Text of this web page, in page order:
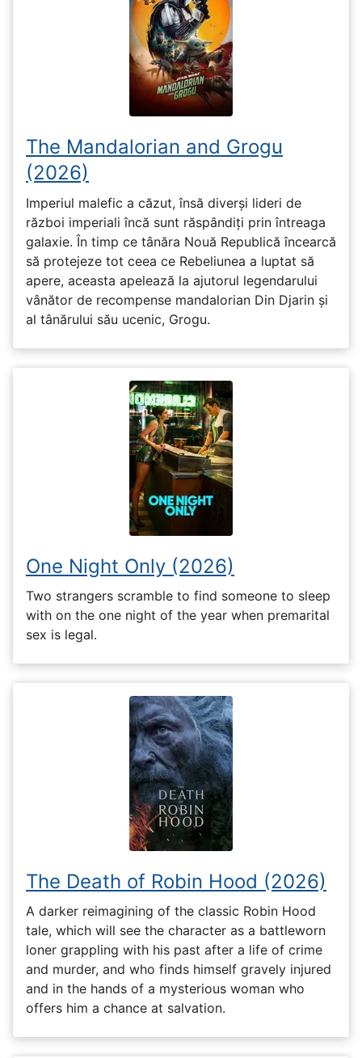
The Mandalorian and Grogu
(2026)
Imperiul malefic a căzut, însă diverși lideri de
război imperiali încă sunt răspândiți prin întreaga
galaxie. În timp ce tânăra Nouă Republică încearcă
să protejeze tot ceea ce Rebeliunea a luptat să
apere, aceasta apelează la ajutorul legendarului
vânător de recompense mandalorian Din Djarin și
al tânărului său ucenic, Grogu.
One Night Only (2026)
Two strangers scramble to find someone to sleep
with on the one night of the year when premarital
sex is legal.
The Death of Robin Hood (2026)
A darker reimagining of the classic Robin Hood
tale, which will see the character as a battleworn
loner grappling with his past after a life of crime
and murder, and who finds himself gravely injured
and in the hands of a mysterious woman who
offers him a chance at salvation.